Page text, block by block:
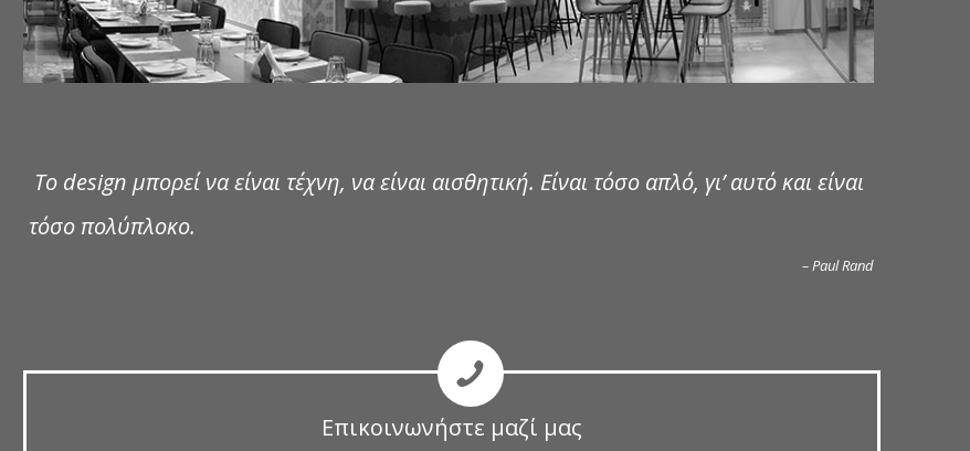
Το design μπορεί να είναι τέχνη, να είναι αισθητική. Είναι τόσο απλό, γι’ αυτό και είναι
τόσο πολύπλοκο.
– Paul Rand
Επικοινωνήστε μαζί μας